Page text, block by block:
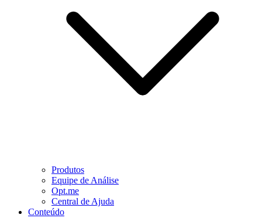
Produtos
Equipe de Análise
Opt.me
Central de Ajuda
Conteúdo